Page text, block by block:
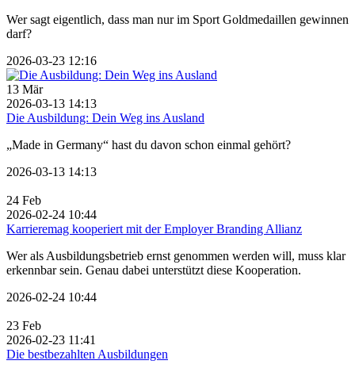
Wer sagt eigentlich, dass man nur im Sport Goldmedaillen gewinnen
darf?
2026-03-23 12:16
13 Mär
2026-03-13 14:13
Die Ausbildung: Dein Weg ins Ausland
„Made in Germany“ hast du davon schon einmal gehört?
2026-03-13 14:13
24 Feb
2026-02-24 10:44
Karrieremag kooperiert mit der Employer Branding Allianz
Wer als Ausbildungsbetrieb ernst genommen werden will, muss klar
erkennbar sein. Genau dabei unterstützt diese Kooperation.
2026-02-24 10:44
23 Feb
2026-02-23 11:41
Die bestbezahlten Ausbildungen